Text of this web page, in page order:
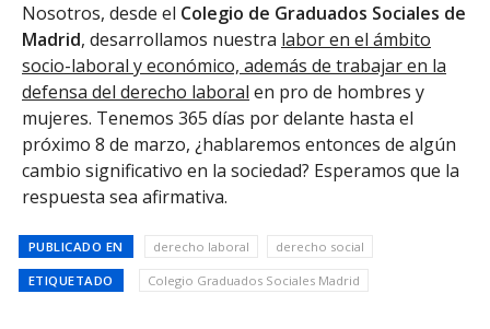
Nosotros, desde el Colegio de Graduados Sociales de
Madrid, desarrollamos nuestra labor en el ámbito
socio-laboral y económico, además de trabajar en la
defensa del derecho laboral en pro de hombres y
mujeres. Tenemos 365 días por delante hasta el
próximo 8 de marzo, ¿hablaremos entonces de algún
cambio significativo en la sociedad? Esperamos que la
respuesta sea afirmativa.
PUBLICADO EN derecho laboral derecho social
ETIQUETADO Colegio Graduados Sociales Madrid